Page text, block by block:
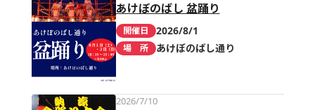
あけぼのばし 盆踊り
開催日 2026/8/1
場 所 あけぼのばし通り
2026/7/10